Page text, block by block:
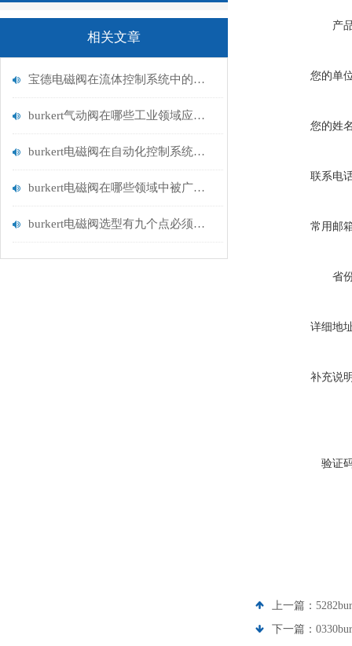
相关文章
宝德电磁阀在流体控制系统中的应用
burkert气动阀在哪些工业领域应用广泛？
burkert电磁阀在自动化控制系统中的应用
burkert电磁阀在哪些领域中被广泛应用？
burkert电磁阀选型有九个点必须知道国与百科
产
您的单
您的姓
联系电
常用邮
省
详细地
补充说
验证
上一篇：
下一篇：